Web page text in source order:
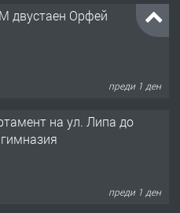
на ул. Липа до
преди 1 ден
ГАРСОНИЕРА ПОД
„ОРФЕЙ“ – ДО
преди 3 дни